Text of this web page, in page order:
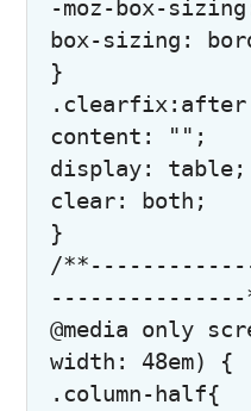
-moz-box-
box-sizing:
}
content: "";
display: table;
clear: both;
}
/
---------------
@media only
width: 48em) {
.column-half{